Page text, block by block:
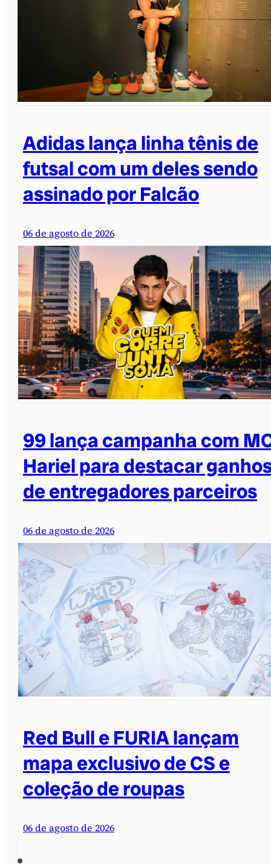
Adidas lança linha tênis de
futsal com um deles sendo
assinado por Falcão
06 de agosto de 2026
99 lança campanha com
Hariel para destacar
de entregadores parceiros
06 de agosto de 2026
Red Bull e FURIA lançam
mapa exclusivo de CS e
coleção de roupas
06 de agosto de 2026